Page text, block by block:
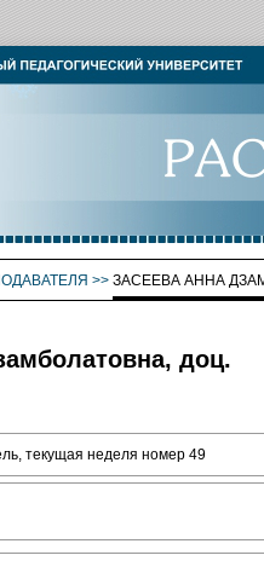
>> ЗАСЕЕВА АННА
доц.
текущая неделя номер 49